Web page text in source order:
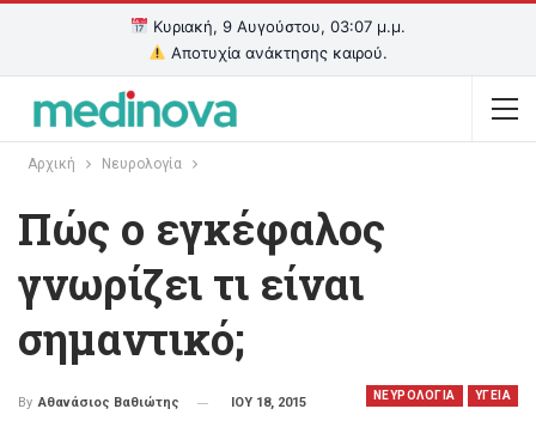
Κυριακή, 9 Αυγούστου, 03:07 μ.μ.
Αποτυχία ανάκτησης καιρού.
Αρχική Νευρολογία
Πώς ο εγκέφαλος
γνωρίζει τι είναι
σημαντικό;
ΝΕΥΡΟΛΟΓΙΑ ΥΓΕΙΑ
By Αθανάσιος Βαθιώτης ΙΟΥ 18, 2015